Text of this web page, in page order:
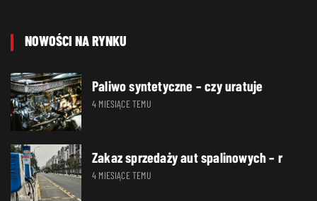
NOWOŚCI NA RYNKU
Paliwo syntetyczne – czy uratuje
4 MIESIĄCE TEMU
Zakaz sprzedaży aut spalinowych – r
4 MIESIĄCE TEMU